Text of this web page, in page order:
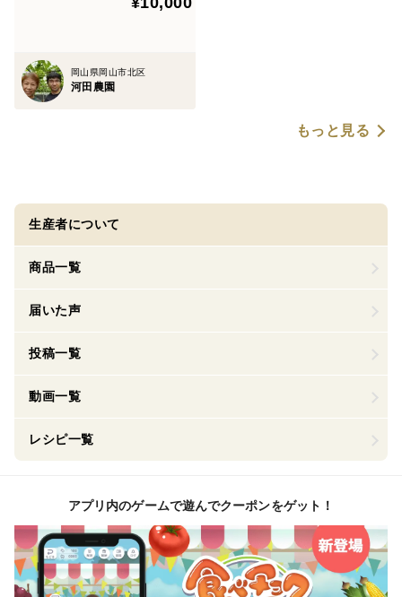
岡山県岡山市北区
河田農園
もっと見る
生産者について
商品一覧
届いた声
投稿一覧
動画一覧
レシピ一覧
アプリ内のゲームで遊んでクーポンをゲット！